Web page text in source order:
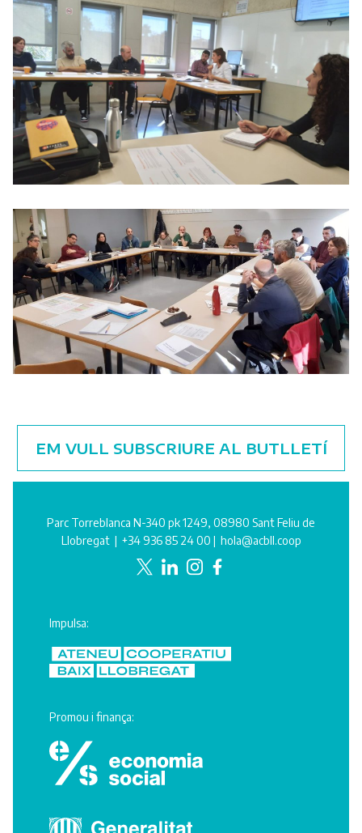
EM VULL SUBSCRIURE AL BUTLLETÍ
Parc Torreblanca N-340 pk 1249, 08980 Sant Feliu de
Llobregat | +34 936 85 24 00 | hola@acbll.coop
Impulsa:
Promou i finança: